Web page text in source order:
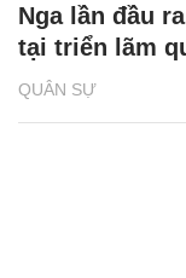
QUÂN SỰ
Nga lần đầu
tại triển lãm